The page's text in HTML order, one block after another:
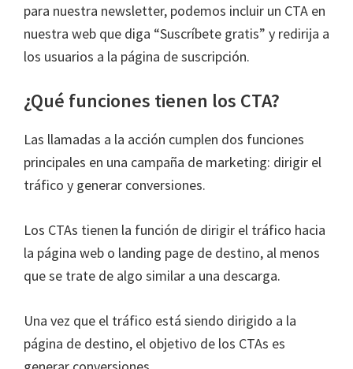
para nuestra newsletter, podemos incluir un CTA en
nuestra web que diga “Suscríbete gratis” y redirija a
los usuarios a la página de suscripción.
¿Qué funciones tienen los CTA?
Las llamadas a la acción cumplen dos funciones
principales en una campaña de marketing: dirigir el
tráfico y generar conversiones.
Los CTAs tienen la función de dirigir el tráfico hacia
la página web o landing page de destino, al menos
que se trate de algo similar a una descarga.
Una vez que el tráfico está siendo dirigido a la
página de destino, el objetivo de los CTAs es